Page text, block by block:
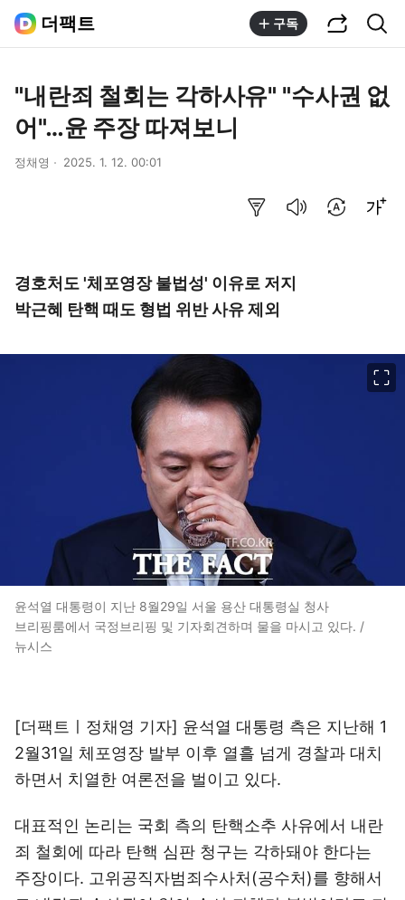
더팩트 구독
"내란죄 철회는 각하사유" "수사권 없
어"…윤 주장 따져보니
정채영 2025. 1. 12. 00:01
경호처도 '체포영장 불법성' 이유로 저지
박근혜 탄핵 때도 형법 위반 사유 제외
윤석열 대통령이 지난 8월29일 서울 용산 대통령실 청사
브리핑룸에서 국정브리핑 및 기자회견하며 물을 마시고 있다. /
뉴시스
[더팩트ㅣ정채영 기자] 윤석열 대통령 측은 지난해 1
2월31일 체포영장 발부 이후 열흘 넘게 경찰과 대치
하면서 치열한 여론전을 벌이고 있다.
대표적인 논리는 국회 측의 탄핵소추 사유에서 내란
죄 철회에 따라 탄핵 심판 청구는 각하돼야 한다는
주장이다. 고위공직자범죄수사처(공수처)를 향해서